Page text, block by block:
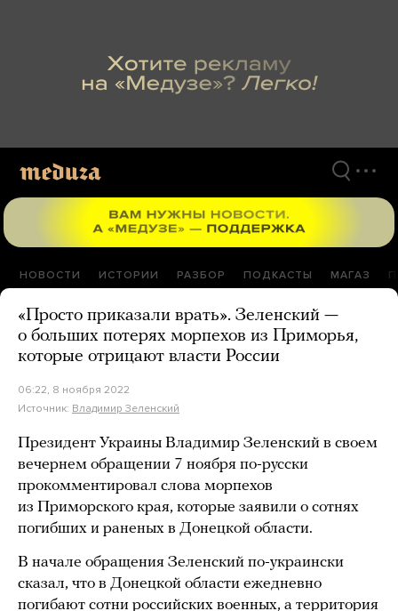
НОВОСТИ ИСТОРИИ РАЗБОР ПОДКАСТЫ МАГАЗ
«Просто приказали врать». Зеленский —
о больших потерях морпехов из Приморья,
которые отрицают власти России
06:22, 8 ноября 2022
Источник: Владимир Зеленский
Президент Украины Владимир Зеленский в своем
вечернем обращении 7 ноября по-русски
прокомментировал слова морпехов
из Приморского края, которые заявили о сотнях
погибших и раненых в Донецкой области.
В начале обращения Зеленский по-украински
сказал, что в Донецкой области ежедневно
погибают сотни российских военных, а территория